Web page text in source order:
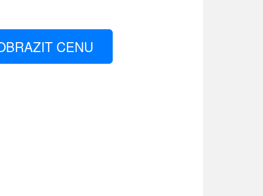
CENU